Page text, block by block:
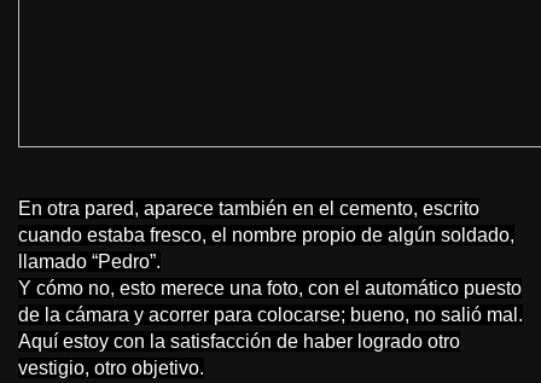
En otra pared, aparece también en el cemento, escrito
cuando estaba fresco, el nombre propio de algún soldado,
llamado “Pedro”.
Y cómo no, esto merece una foto, con el automático puesto
de la cámara y acorrer para colocarse; bueno, no salió mal.
Aquí estoy con la satisfacción de haber logrado otro
vestigio, otro objetivo.